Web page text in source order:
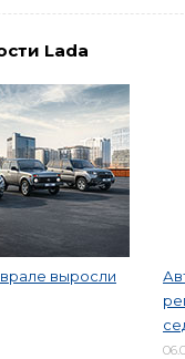
Lada
выросли